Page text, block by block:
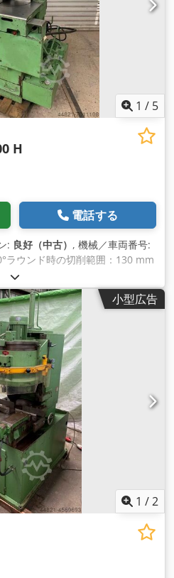
1 / 5
H
電話する
: 良好（中古） , 機械／車両番号:
ラウンド時の切削範囲：130 mm
x 40 mm 45°ラウンドでのミッ
トレ（45°）の切断範囲：
速度：10m/min 駆動用モータ
ス：1100 x 1000 x 1900 mm
：700kg
小型広告
1 /2